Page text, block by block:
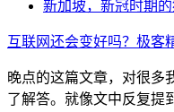
新加坡，新冠时期
互联网还会变好吗？极客
晚点的这篇文章，对很多
了解答。就像文中反复提